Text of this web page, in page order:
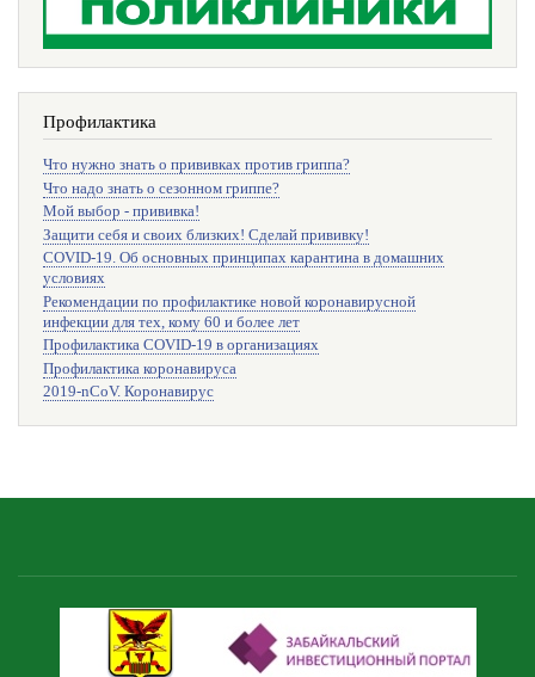
Профилактика
Что нужно знать о прививках против гриппа?
Что надо знать о сезонном гриппе?
Мой выбор - прививка!
Защити себя и своих близких! Сделай прививку!
COVID-19. Об основных принципах карантина в домашних
условиях
Рекомендации по профилактике новой коронавирусной
инфекции для тех, кому 60 и более лет
Профилактика COVID-19 в организациях
Профилактика коронавируса
2019-nCoV. Коронавирус